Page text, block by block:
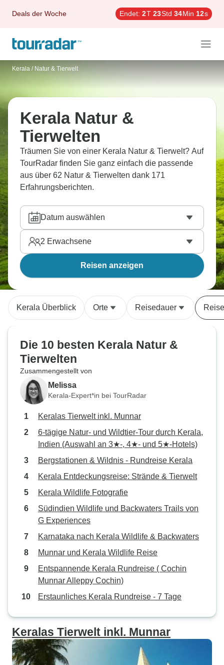
Deals der Woche Endet: 2T 23Std 34Min 11s
Kerala / Natur & Tierwelt
Kerala Natur &
Tierwelten
Träumen Sie von einer Kerala Natur & Tierwelt? Auf
TourRadar finden Sie ganz einfach die passende
aus über 62 Natur & Tierwelten dank 171
Erfahrungsberichten.
Datum auswählen
2 Erwachsene
Reisen anzeigen
Kerala Überblick Orte Reisedauer
Die 10 besten Kerala Natur &
Tierwelten
Zusammengestellt von
Melissa
Kerala-Expert*in bei TourRadar
Keralas Tierwelt inkl. Munnar
6-tägige Natur- und Wildtier-Tour durch Kerala,
Indien (Auswahl an 3★-, 4★- und 5★-Hotels)
Bergstationen & Wildnis - Rundreise Kerala
Kerala Entdeckungsreise: Strände & Tierwelt
Kerala Wildlife Fotografie
Südindien Wildlife und Backwaters Trails von
G Experiences
Karnataka nach Kerala Wildlife & Backwaters
Munnar und Kerala Wildlife Reise
Entspannende Kerala Rundreise ( Cochin
Munnar Alleppy Cochin)
Erstaunliches Kerala Rundreise - 7 Tage
Keralas Tierwelt inkl. Munnar